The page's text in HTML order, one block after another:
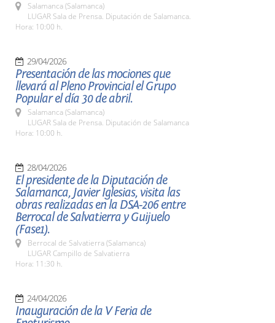
Salamanca (Salamanca)
LUGAR Sala de Prensa. Diputación de Salamanca.
Hora: 10:00 h.
29/04/2026
Presentación de las mociones que
llevará al Pleno Provincial el Grupo
Popular el día 30 de abril.
Salamanca (Salamanca)
LUGAR Sala de Prensa. Diputación de Salamanca
Hora: 10:00 h.
28/04/2026
El presidente de la Diputación de
Salamanca, Javier Iglesias, visita las
obras realizadas en la DSA-206 entre
Berrocal de Salvatierra y Guijuelo
(Fase1).
Berrocal de Salvatierra (Salamanca)
LUGAR Campillo de Salvatierra
Hora: 11:30 h.
24/04/2026
Inauguración de la V Feria de